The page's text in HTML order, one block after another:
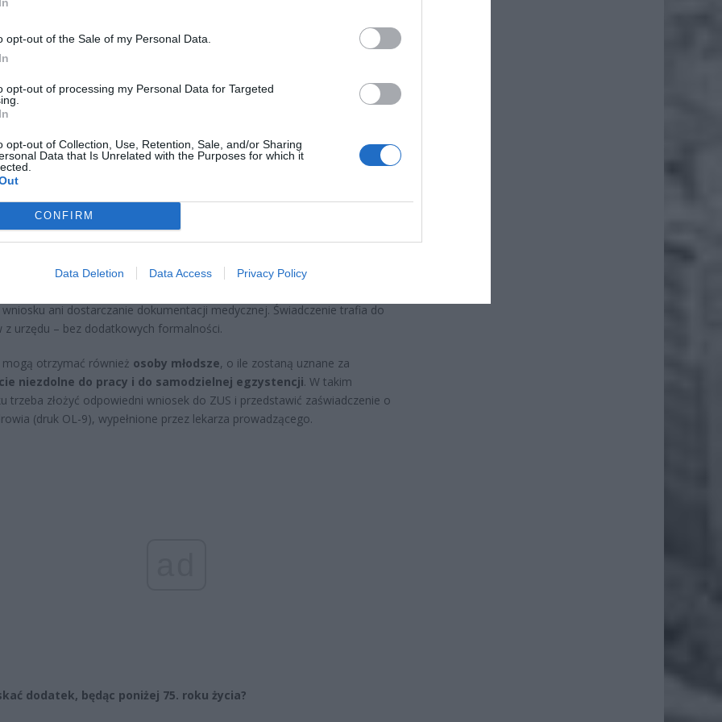
opt-out of the Sale of my Personal Data.
opt-out of processing my Personal Data for Targeted
opt-out of Collection, Use, Retention, Sale, and/or Sharing
Data that Is Unrelated with the Purposes for which it
CONFIRM
Data Deletion Data Access Privacy Policy
Społecznych. To regularne wsparcie finansowe w wysokości
miesięcznie
, które przysługuje osobom wymagającym stałej opieki. W
świadczenie nadal obowiązuje, a jego wysokość podlega corocznej
Kto może z niego skorzystać i jakie warunki trzeba spełnić?
dodatek pielęgnacyjny z ZUS?
dodatek pielęgnacyjnyautomatycznie każdemu emerytowi lub
ani dostarczanie dokumentacji medycznej. Świadczenie trafia do
z urzędu – bez dodatkowych formalności.
otrzymać również osoby młodsze, o ile zostaną uznane za
niezdolne do pracy i do samodzielnej egzystencji. W takim
trzeba złożyć odpowiedni wniosek do ZUS i przedstawić zaświadczenie o
(druk OL-9), wypełnione przez lekarza prowadzącego.
dodatek, będąc poniżej 75. roku życia?